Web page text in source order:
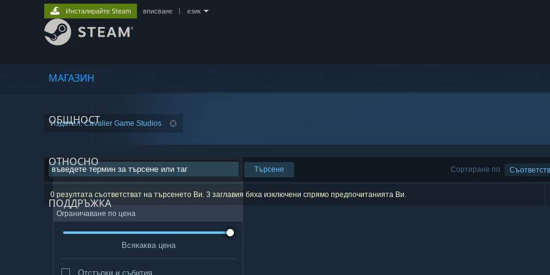
МАГАЗИН
ОБЩНОСТ
ОТНОСНО
ПОДДРЪЖКА
Инсталирайте Steam вписване език
Издател: Cavalier Game Studios
Сортиране по
Търсене
0 резултата съответстват на търсенето Ви. 3 заглавия бяха изключени спрямо предпочитанията Ви.
Ограничаване по цена
Всякаква цена
Отстъпки и събития